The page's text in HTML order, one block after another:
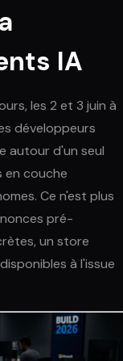
IA
les 2 et 3 juin à
développeurs
autour d'un seul
en couche
Ce n'est plus
pré-
un store
à l'issue